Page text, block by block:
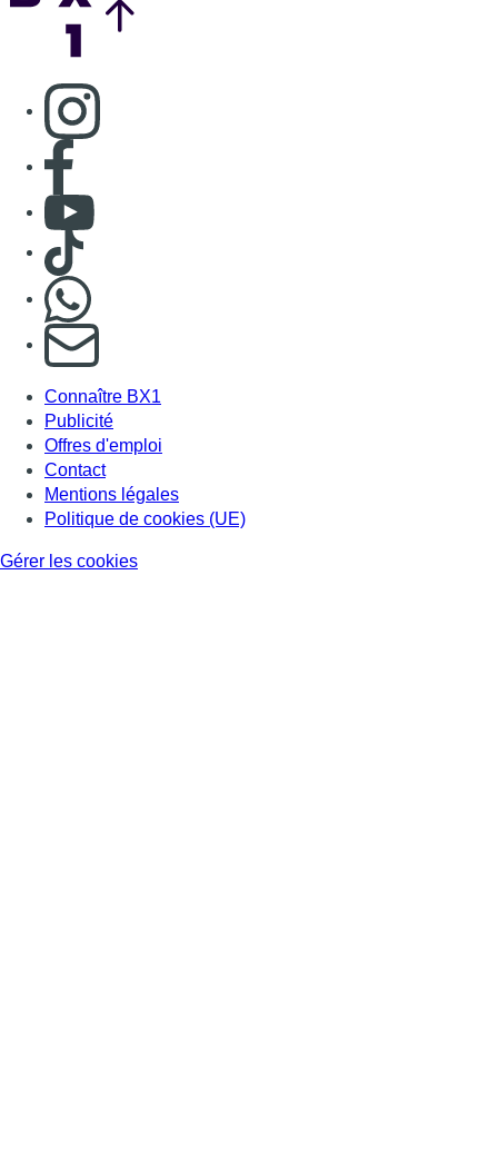
Consulter page Instagram
Consulter page Facebook
Consulter Youtube
Consulter TikTok
S'abonner à notre newsletter
Connaître BX1
Publicité
Offres d'emploi
Contact
Mentions légales
Politique de cookies (UE)
Gérer les cookies